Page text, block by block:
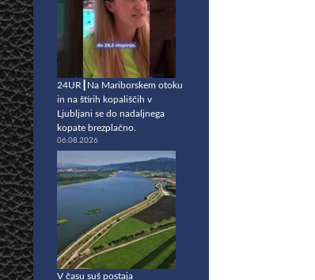
24UR┃Na Mariborskem otoku
in na štirih kopališčih v
Ljubljani se do nadaljnega
kopate brezplačno.
06.08.2026
V času suš postaja